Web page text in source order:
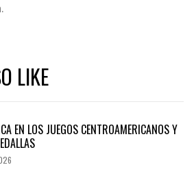
LIKE
EN LOS JUEGOS CENTROAMERICANOS Y